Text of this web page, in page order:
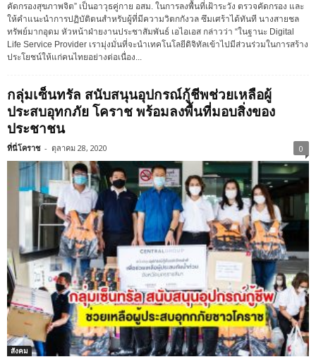
คัดกรองสุขภาพจิต” เป็นอาวุธคู่กาย อสม. ในการลงพื้นที่เฝ้าระวัง ตรวจคัดกรอง และ
ให้คำแนะนำการปฏิบัติตนสำหรับผู้ที่มีความวิตกกังวล ซึมเศร้าได้ทันที นางสายชล
ทรัพย์มากอุดม หัวหน้าฝ่ายงานประชาสัมพันธ์ เอไอเอส กล่าวว่า “ในฐานะ Digital
Life Service Provider เรามุ่งมั่นที่จะนำเทคโนโลยีดิจิทัลเข้าไปมีส่วนร่วมในการสร้าง
ประโยชน์ให้แก่คนไทยอย่างต่อเนื่อง...
กลุ่มเซ็นทรัล สนับสนุนอุปกรณ์กู้ชีพช่วยเหลือผู้
ประสบอุทกภัย โคราช พร้อมลงพื้นที่มอบสิ่งของ
ประชาชน
ที่นี่โคราช - ตุลาคม 28, 2020 0
สังคม